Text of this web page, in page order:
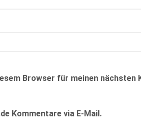
Browser für meinen nächsten
Kommentare via E-Mail.